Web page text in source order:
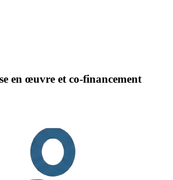
en œuvre et co-financement